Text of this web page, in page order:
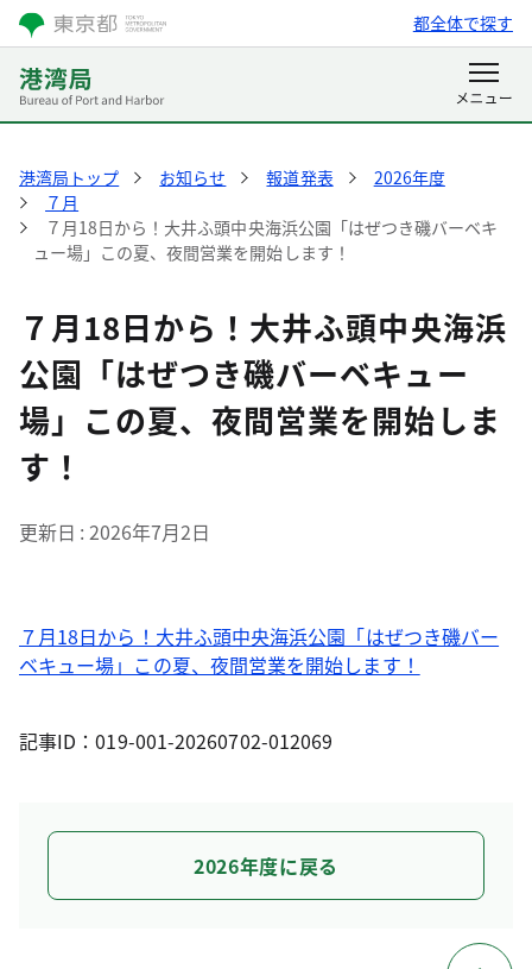
都全体で探す
港湾局トップ お知らせ 報道発表
2026年度
７月
７月18日から！大井ふ頭中央海浜公園「はぜつき磯バーベキ
ュー場」この夏、夜間営業を開始します！
７月18日から！大井ふ頭中央海浜
公園「はぜつき磯バーベキュー
場」この夏、夜間営業を開始しま
す！
更新日 2026年7月2日
７月18日から！大井ふ頭中央海浜公園「はぜつき磯バー
ベキュー場」この夏、夜間営業を開始します！
記事ID：019-001-20260702-012069
2026年度に戻る